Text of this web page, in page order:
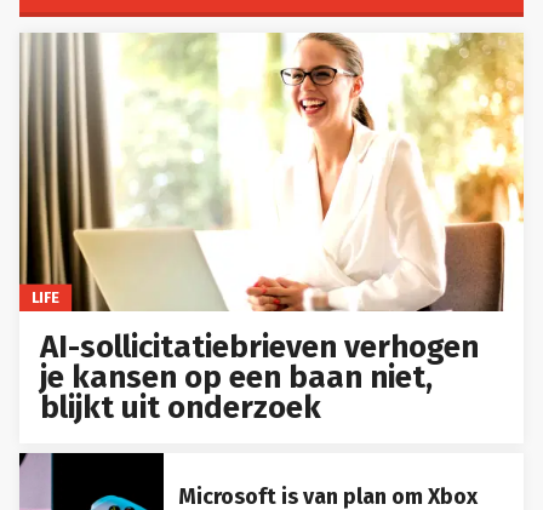
LIFE
AI-sollicitatiebrieven verhogen
je kansen op een baan niet,
blijkt uit onderzoek
Microsoft is van plan om Xbox